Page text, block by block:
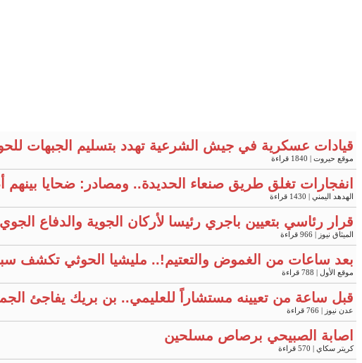
قيادات عسكرية في جيش الشرعية تهدد بتسليم الجبهات
موقع حيروت | 1840 قراءة
انفجارات تغلق طريق صنعاء الحديدة.. ومصادر: ضحايا
الهدهد اليمني | 1430 قراءة
قرار رئاسي بتعيين باجري رئيسا لأركان الجوية والدفاع الجوي
الميثاق نيوز | 966 قراءة
بعد ساعات من الغموض والتعتيم!.. مليشيا الحوثي تكشف
موقع الأول | 788 قراءة
قبل ساعة من تعيينه مستشاراً للعليمي.. بن بريك يفاجئ
عدن نيوز | 766 قراءة
اصابة الصبيحي برصاص مسلحين
كريتر سكاي | 570 قراءة